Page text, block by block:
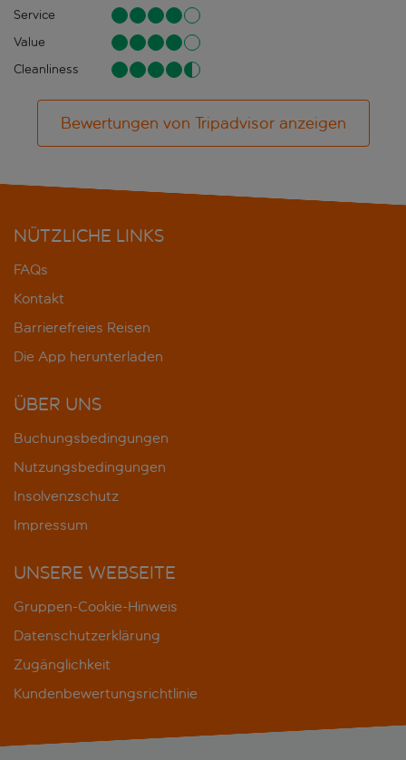
Service
Value
Cleanliness
Bewertungen von Tripadvisor anzeigen
NÜTZLICHE LINKS
FAQs
Kontakt
Barrierefreies Reisen
Die App herunterladen
ÜBER UNS
Buchungsbedingungen
Nutzungsbedingungen
Insolvenzschutz
Impressum
UNSERE WEBSEITE
Gruppen-Cookie-Hinweis
Datenschutzerklärung
Zugänglichkeit
Kundenbewertungsrichtlinie